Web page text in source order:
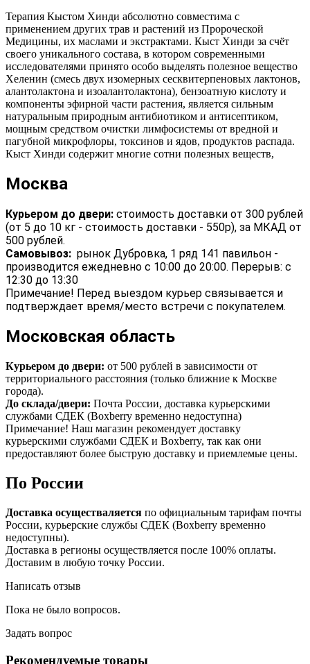
Терапия Кыстом Хинди абсолютно совместима с
применением других трав и растений из Пророческой
Медицины, их маслами и экстрактами. Кыст Хинди за счёт
своего уникального состава, в котором современными
исследователями принято особо выделять полезное вещество
Хеленин (смесь двух изомерных сесквитерпеновых лактонов,
алантолактона и изоалантолактона), бензоатную кислоту и
компоненты эфирной части растения, является сильным
натуральным природным антибиотиком и антисептиком,
мощным средством очистки лимфосистемы от вредной и
пагубной микрофлоры, токсинов и ядов, продуктов распада.
Кыст Хинди содержит многие сотни полезных веществ,
Москва
Курьером до двери: стоимость доставки от 300 рублей
(от 5 до 10 кг - стоимость доставки - 550р), за МКАД от
500 рублей.
Самовывоз: рынок Дубровка, 1 ряд 141 павильон -
производится ежедневно с 10:00 до 20:00. Перерыв: с
12:30 до 13:30
Примечание! Перед выездом курьер связывается и
подтверждает время/место встречи с покупателем.
Московская область
Курьером до двери: от 500 рублей в зависимости от
территориального расстояния (только ближние к Москве
города).
До склада/двери: Почта России, доставка курьерскими
службами СДЕК (Boxberry временно недоступна)
Примечание! Наш магазин рекомендует доставку
курьерскими службами СДЕК и Boxberry, так как они
предоставляют более быструю доставку и приемлемые цены.
По России
Доставка осуществаляется по официальным тарифам почты
России, курьерские службы СДЕК (Boxberry временно
недоступны).
Доставка в регионы осуществляется после 100% оплаты.
Доставим в любую точку России.
Написать отзыв
Пока не было вопросов.
Задать вопрос
Рекомендуемые товары